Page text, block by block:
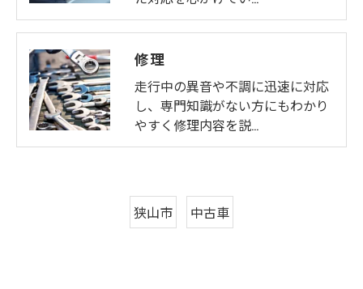
修理
走行中の異音や不調に迅速に対応
し、専門知識がない方にもわかり
やすく修理内容を説…
狭山市 中古車